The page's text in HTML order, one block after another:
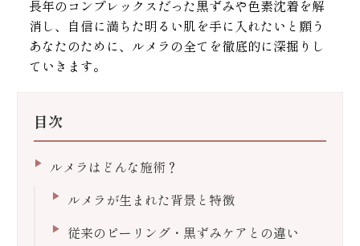
長年のコンプレックスだった黒ずみや色素沈着を解
消し、自信に満ちた明るい肌を手に入れたいと願う
あなたのために、ルメラの全てを徹底的に深掘りし
ていきます。
目次
ルメラはどんな施術？
ルメラが生まれた背景と特徴
従来のピーリング・黒ずみケアとの違い